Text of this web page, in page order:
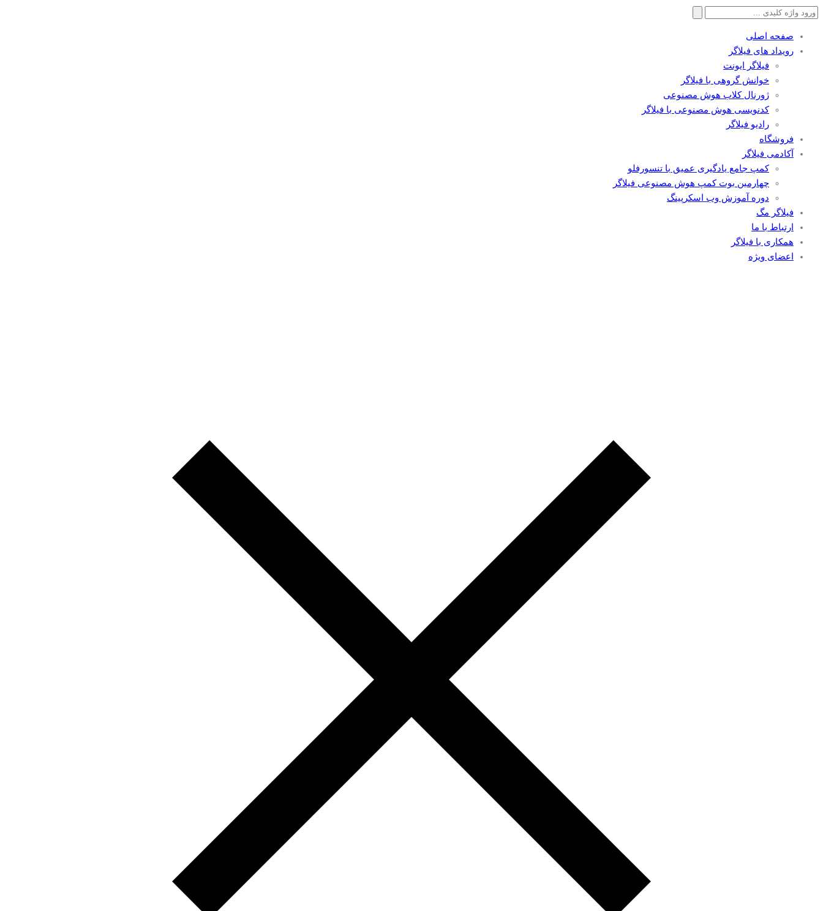
جستجو
صفحه اصلی
رویداد های فیلاگر
فیلاگر ایونت
خوانش گروهی با فیلاگر
ژورنال کلاب هوش مصنوعی
کدنویسی هوش مصنوعی با فیلاگر
رادیو فیلاگر
فروشگاه
آکادمی فیلاگر
کمپ جامع یادگیری عمیق با تنسورفلو
چهارمین بوت کمپ هوش مصنوعی فیلاگر
دوره آموزش وب اسکرپینگ
فیلاگر مگ
ارتباط با ما
همکاری با فیلاگر
اعضای ویژه